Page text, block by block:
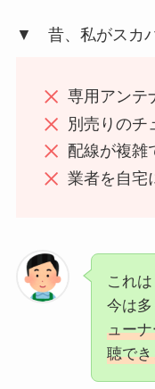
▼ 昔、私がスカ
専用アンテ
別売りのチ
配線が複雑
業者を自宅
これは
今は
ュー
聴で